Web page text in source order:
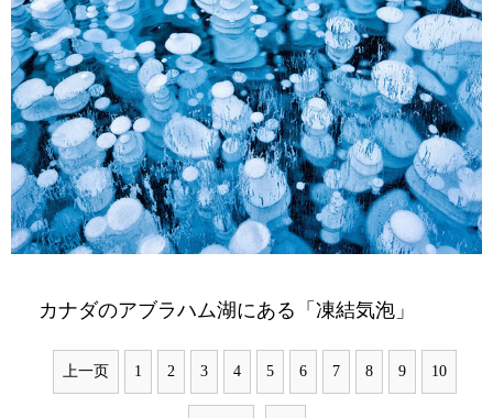
カナダのアブラハム湖にある「凍結気泡」
上一页 1 2 3 4 5 6 7 8 9 10